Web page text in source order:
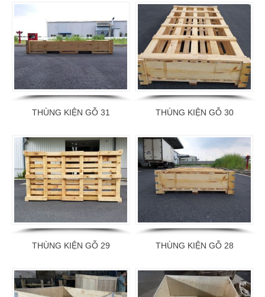
THÙNG KIỆN GỖ 31 THÙNG KIỆN GỖ 30
THÙNG KIỆN GỖ 29 THÙNG KIỆN GỖ 28